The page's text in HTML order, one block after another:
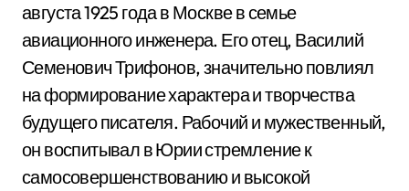
августа 1925 года в Москве в семье
авиационного инженера. Его отец, Василий
Семенович Трифонов, значительно повлиял
на формирование характера и творчества
будущего писателя. Рабочий и мужественный,
он воспитывал в Юрии стремление к
самосовершенствованию и высокой